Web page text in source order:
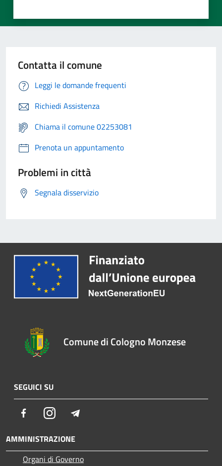
Contatta il comune
Leggi le domande frequenti
Richiedi Assistenza
Chiama il comune 02253081
Prenota un appuntamento
Problemi in città
Segnala disservizio
Comune di Cologno Monzese
SEGUICI SU
FacebookInstagram
AMMINISTRAZIONE
Organi di Governo